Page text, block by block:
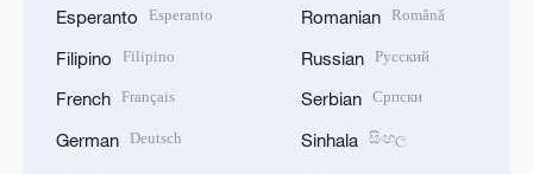
Esperanto Esperanto
Filipino Filipino
French Français
German Deutsch
Romanian Română
Russian Русский
Serbian Српски
Sinhala සිංහල